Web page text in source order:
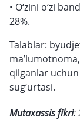
• O‘zini o‘zi
28%.
Talablar:
qilganlar
sug‘urtasi.
Mutaxassis fikri: